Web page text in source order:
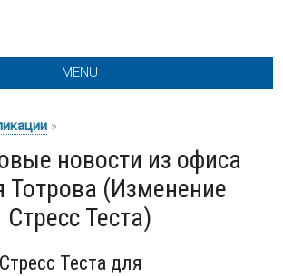
MENU
»
новости из офиса
Тотрова (Изменение
Стресс Теста)
Теста для